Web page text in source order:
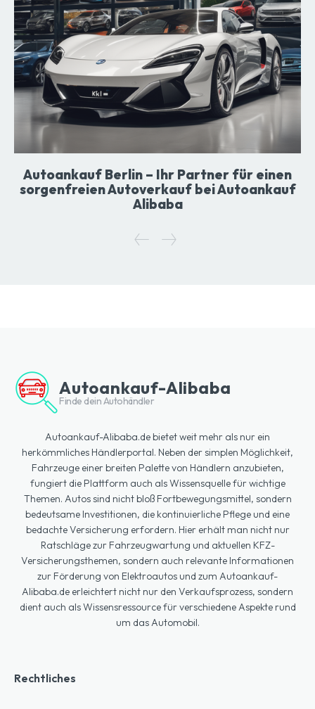
Autoankauf Berlin – Ihr Partner für einen
sorgenfreien Autoverkauf bei Autoankauf
Alibaba
Autoankauf-Alibaba
Finde dein Autohändler
Autoankauf-Alibaba.de bietet weit mehr als nur ein
herkömmliches Händlerportal. Neben der simplen Möglichkeit,
Fahrzeuge einer breiten Palette von Händlern anzubieten,
fungiert die Plattform auch als Wissensquelle für wichtige
Themen. Autos sind nicht bloß Fortbewegungsmittel, sondern
bedeutsame Investitionen, die kontinuierliche Pflege und eine
bedachte Versicherung erfordern. Hier erhält man nicht nur
Ratschläge zur Fahrzeugwartung und aktuellen KFZ-
Versicherungsthemen, sondern auch relevante Informationen
zur Förderung von Elektroautos und zum Autoankauf-
Alibaba.de erleichtert nicht nur den Verkaufsprozess, sondern
dient auch als Wissensressource für verschiedene Aspekte rund
um das Automobil.
Rechtliches